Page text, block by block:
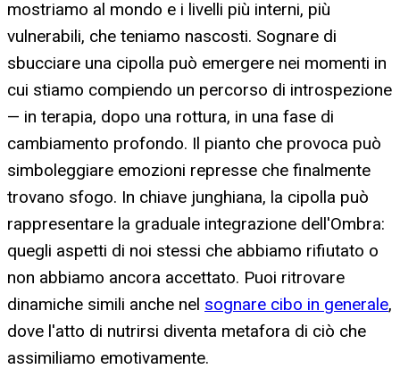
mostriamo al mondo e i livelli più interni, più
vulnerabili, che teniamo nascosti. Sognare di
sbucciare una cipolla può emergere nei momenti in
cui stiamo compiendo un percorso di introspezione
— in terapia, dopo una rottura, in una fase di
cambiamento profondo. Il pianto che provoca può
simboleggiare emozioni represse che finalmente
trovano sfogo. In chiave junghiana, la cipolla può
rappresentare la graduale integrazione dell'Ombra:
quegli aspetti di noi stessi che abbiamo rifiutato o
non abbiamo ancora accettato. Puoi ritrovare
dinamiche simili anche nel sognare cibo in generale,
dove l'atto di nutrirsi diventa metafora di ciò che
assimiliamo emotivamente.